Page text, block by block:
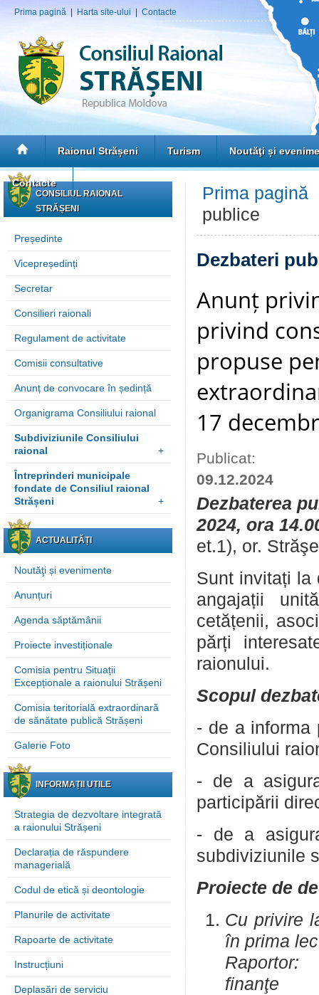
Prima pagină Harta site-ului Contacte
Raionul Strășeni Turism Noutăţi și
Contacte
CONSILIUL RAIONAL
STRĂȘENI
Președinte
Vicepreședinți
Secretar
Consilieri raionali
Regulament de activitate
Comisii consultative
Anunț de convocare în ședință
Organigrama Consiliului raional
Subdiviziunile Consiliului
raional
+
Întreprinderi municipale
fondate de Consiliul raional
Strășeni
+
ACTUALITĂȚI
Noutăţi și evenimente
Anunțuri
Agenda săptămânii
Proiecte investiționale
Comisia pentru Situații
Excepționale a raionului Strășeni
Comisia teritorială extraordinară
de sănătate publică Strășeni
Galerie Foto
INFORMAȚII UTILE
Strategia de dezvoltare integrată
a raionului Strășeni
Declarația de răspundere
managerială
Codul de etică și deontologie
Planurile de activitate
Rapoarte de activitate
Instrucțiuni
Deplasări de serviciu
Prima pagină
publice
Dezbateri
Anunț
privind
propuse
17
Publicat:
09.12.2024
Dezbaterea
2024, ora
et.1), or.
Sunt invitați la
angajații
cetățenii,
părți
raionului.
Scopul
- de a informa
Consiliului
- de a
participării
- de a
subdiviziunile
Proiecte de
Cu privire
în prima